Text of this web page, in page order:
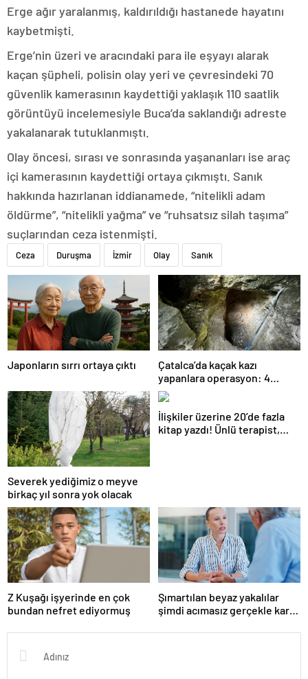
Erge ağır yaralanmış, kaldırıldığı hastanede hayatını
kaybetmişti.
Erge’nin üzeri ve aracındaki para ile eşyayı alarak
kaçan şüpheli, polisin olay yeri ve çevresindeki 70
güvenlik kamerasının kaydettiği yaklaşık 110 saatlik
görüntüyü incelemesiyle Buca’da saklandığı adreste
yakalanarak tutuklanmıştı.
Olay öncesi, sırası ve sonrasında yaşananları ise araç
içi kamerasının kaydettiği ortaya çıkmıştı. Sanık
hakkında hazırlanan iddianamede, “nitelikli adam
öldürme”, “nitelikli yağma” ve “ruhsatsız silah taşıma”
suçlarından ceza istenmişti.
Ceza Duruşma İzmir Olay Sanık
Japonların sırrı ortaya çıktı
Çatalca’da kaçak kazı
yapanlara operasyon: 4
gözaltı
Severek yediğimiz o meyve
birkaç yıl sonra yok olacak
İlişkiler üzerine 20’de fazla
kitap yazdı! Ünlü terapist,
Z Kuşağı işyerinde en çok
bundan nefret ediyormuş
Şımartılan beyaz yakalılar
şimdi acımasız gerçekle karşı